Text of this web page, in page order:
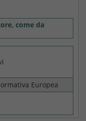
come da
Europea